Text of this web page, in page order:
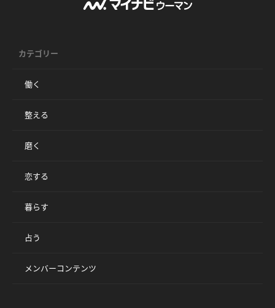
カテゴリー
働く
整える
磨く
恋する
暮らす
占う
メンバーコンテンツ